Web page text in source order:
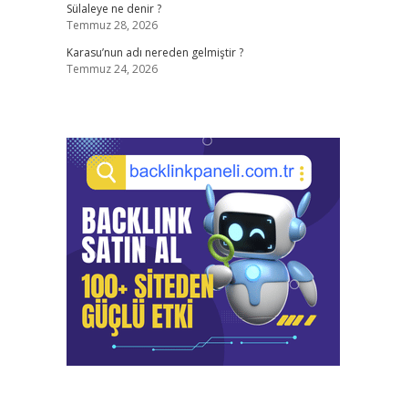
Sülaleye ne denir ?
Temmuz 28, 2026
Karasu’nun adı nereden gelmiştir ?
Temmuz 24, 2026